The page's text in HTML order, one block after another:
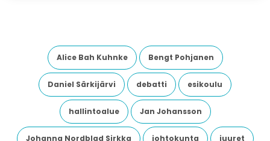
Alice Bah Kuhnke Bengt Pohjanen
Daniel Särkijärvi debatti esikoulu
hallintoalue Jan Johansson
Johanna Nordblad Sirkka johtokunta juuret